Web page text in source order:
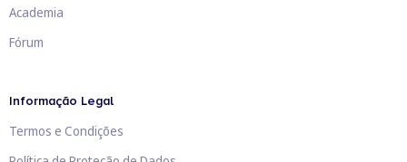
Academia
Fórum
Informação Legal
Termos e Condições